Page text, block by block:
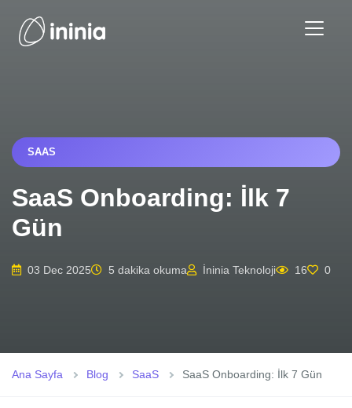
SAAS
SaaS Onboarding: İlk 7
Gün
03 Dec 2025 5 dakika okuma İninia Teknoloji 16 0
Ana Sayfa Blog SaaS SaaS Onboarding: İlk 7 Gün